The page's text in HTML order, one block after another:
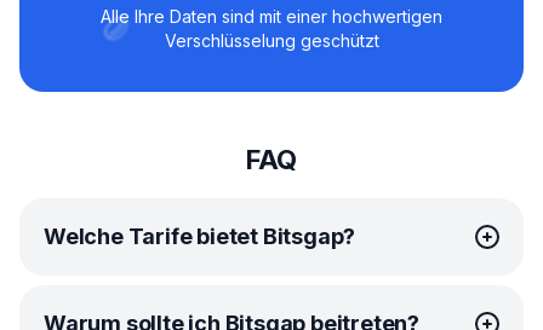
Alle Ihre Daten sind mit einer hochwertigen
Verschlüsselung geschützt
FAQ
Welche Tarife bietet Bitsgap?
Bitsgap bietet einfache, erschwingliche Tarifefür jeden
Warum sollte ich Bitsgap beitreten?